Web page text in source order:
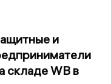
и
складе WB в